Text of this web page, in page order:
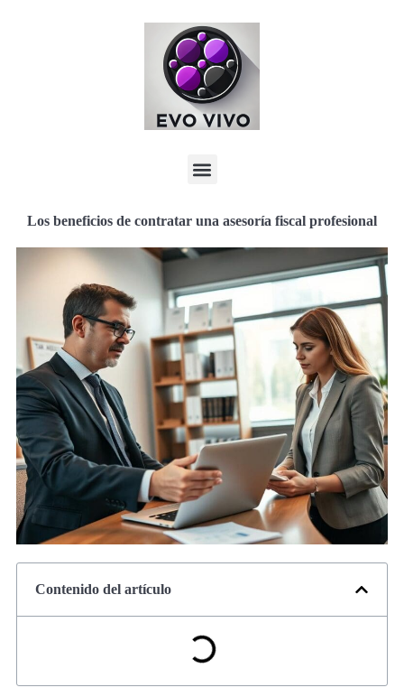
Los beneficios de contratar una asesoría fiscal profesional
Contenido del artículo